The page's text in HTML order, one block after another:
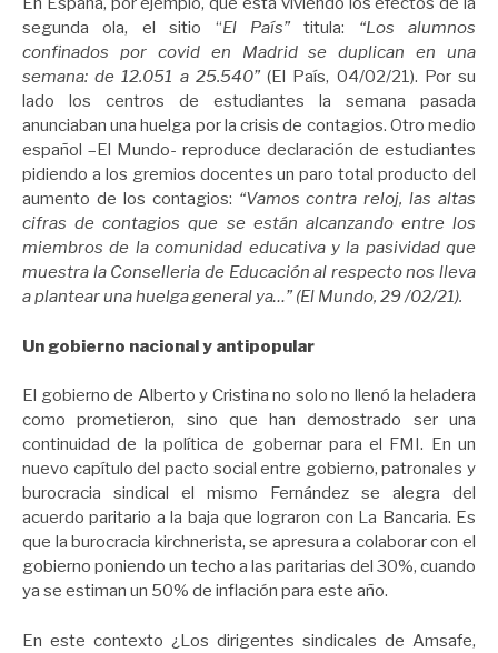
segunda ola, el sitio “El País”titula: “Los alumnos
confinados por covid en Madrid se duplican en una
semana: de 12.051 a 25.540”(El País, 04/02/21). Por su
lado los centros de estudiantes la semana pasada
anunciaban una huelga por la crisis de contagios. Otro medio
español –El Mundo- reproduce declaración de estudiantes
pidiendo a los gremios docentes un paro total producto del
aumento de los contagios: “Vamos contra reloj, las altas
cifras de contagios que se están alcanzando entre los
miembros de la comunidad educativa y la pasividad que
muestra la Conselleria de Educación al respecto nos lleva
a plantear una huelga general ya…” (El Mundo, 29 /02/21).
Un gobierno nacional y antipopular
El gobierno de Alberto y Cristina no solo no llenó la heladera
como prometieron, sino que han demostrado ser una
continuidad de la política de gobernar para el FMI. En un
nuevo capítulo del pacto social entre gobierno, patronales y
burocracia sindical el mismo Fernández se alegra del
acuerdo paritario a la baja que lograron con La Bancaria. Es
que la burocracia kirchnerista, se apresura a colaborar con el
gobierno poniendo un techo a las paritarias del 30%, cuando
ya se estiman un 50% de inflación para este año.
En este contexto ¿Los dirigentes sindicales de Amsafe,